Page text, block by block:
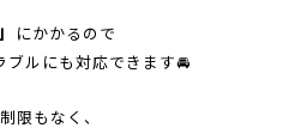
にかかるので
ブルにも対応できます🚘
限もなく、